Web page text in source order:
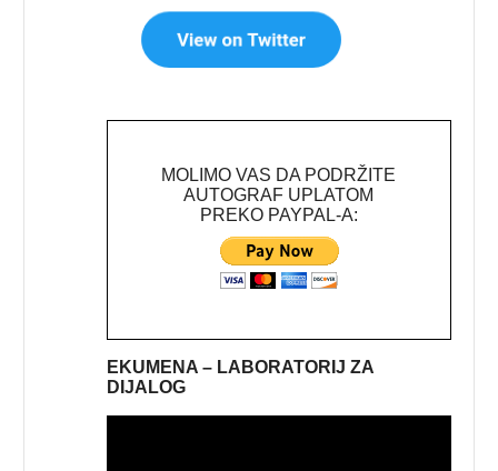
MOLIMO VAS DA PODRŽITE
AUTOGRAF UPLATOM
PREKO PAYPAL-A:
EKUMENA – LABORATORIJ ZA
DIJALOG